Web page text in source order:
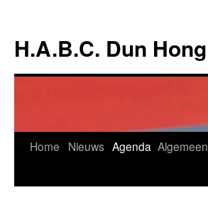
de
inhoud
H.A.B.C. Dun Hong
Home Nieuws Agenda Algemeen